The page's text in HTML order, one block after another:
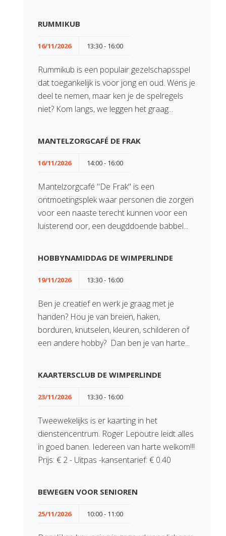
RUMMIKUB
16/11/2026 13:30 - 16:00
Rummikub is een populair gezelschapsspel
dat toegankelijk is voor jong en oud. Wens je
deel te nemen, maar ken je de spelregels
niet? Kom langs, we leggen het graag...
MANTELZORGCAFÉ DE FRAK
16/11/2026 14:00 - 16:00
Mantelzorgcafé "De Frak" is een
ontmoetingsplek waar personen die zorgen
voor een naaste terecht kunnen voor een
luisterend oor, een deugddoende babbel...
HOBBYNAMIDDAG DE WIMPERLINDE
19/11/2026 13:30 - 16:00
Ben je creatief en werk je graag met je
handen? Hou je van breien, haken,
borduren, knutselen, kleuren, schilderen of
een andere hobby? Dan ben je van harte...
KAARTERSCLUB DE WIMPERLINDE
23/11/2026 13:30 - 16:00
Tweewekelijks is er kaarting in het
dienstencentrum. Roger Lepoutre leidt alles
in goed banen. Iedereen van harte welkom!!!
Prijs: € 2 - Uitpas -kansentarief: € 0.40
BEWEGEN VOOR SENIOREN
25/11/2026 10:00 - 11:00